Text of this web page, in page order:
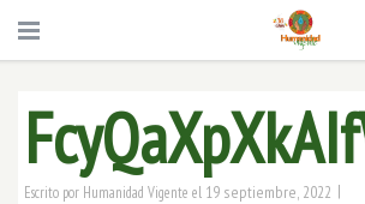
Escrito por Humanidad Vigente el 19 septiembre, 2022 |